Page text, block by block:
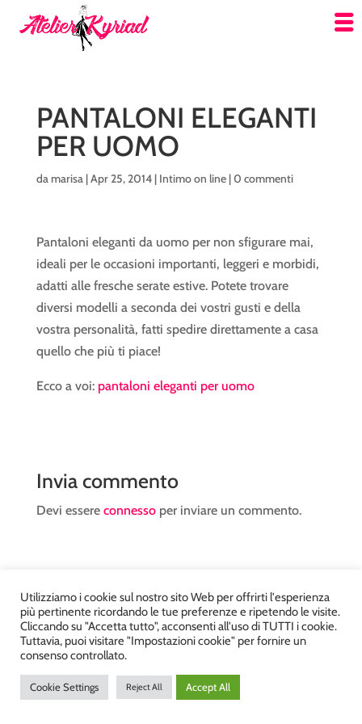
PANTALONI ELEGANTI
PER UOMO
damarisa|Apr 25, 2014| Intimo on line|0 commenti
Pantaloni eleganti da uomo per non sfigurare mai,
ideali per le occasioni importanti, leggeri e morbidi,
adatti alle fresche serate estive. Potete trovare
diversi modelli a seconda dei vostri gusti e della
vostra personalità, fatti spedire direttamente a casa
quello che più ti piace!
Ecco a voi: pantaloni eleganti per uomo
Invia commento
Devi essere connessoper inviare un commento.
Atelier Kyriad da Mary – via Carducci, 12 – Chiavenna –
Sondrio P.Iva 00812910149 – Tel. 0343 36560 – Sito
Utilizziamo i cookie sul nostro sito Web per offrirti l'esperienza
più pertinente ricordando le tue preferenze e ripetendo le visite.
Cliccando su "Accetta tutto", acconsenti all'uso di TUTTI i cookie.
Tuttavia, puoi visitare "Impostazioni cookie" per fornire un
consenso controllato.
Cookie Settings Reject All Accept All